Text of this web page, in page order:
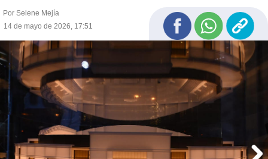
Por Selene Mejía
14 de mayo de 2026, 17:51